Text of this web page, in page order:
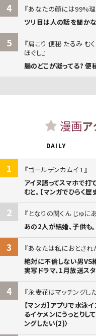
4
あなたの顔には99%
ツリ目は人の話を聞か
5
肩こり 便秘 たるみ む
ほぐし
腸のどこが凝ってる? 便
漫画
DAILY
1
ゴールデンカムイ 1
アイヌ語ってスマホで打
むと。【マンガでひらく歴
2
となりの関くん じゅに
あの2人が結婚、子供も
3
あなたは私におとされ
絶対に不倫しない男VS
実写ドラマ、1月放送ス
4
永妻花はマッチングし
【マンガ】アプリで水泳
るイケメンにうっとりし
ングしたい(2)〉